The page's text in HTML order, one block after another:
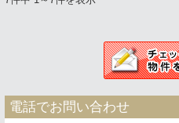
電話でお問い合わせ